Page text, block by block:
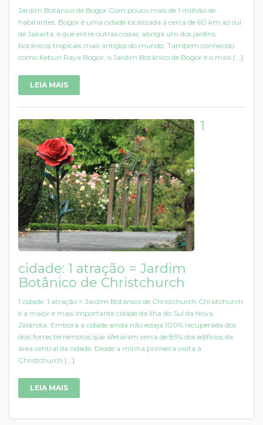
Jardim Botânico de Bogor Com pouco mais de 1 milhão de
habitantes, Bogor é uma cidade localizada à cerca de 60 km ao sul
de Jakarta, e que entre outras coisas, abriga um dos jardins
botânicos tropicais mais antigos do mundo. Também conhecido
como Kebun Raya Bogor, o Jardim Botânico de Bogor é o mais [...]
LEIA MAIS
1
cidade: 1 atração = Jardim
Botânico de Christchurch
1 cidade: 1 atração = Jardim Botânico de Christchurch Christchurch
é a maior e mais importante cidade da Ilha do Sul da Nova
Zelândia. Embora a cidade ainda não esteja 100% recuperada dos
dois fortes terremotos que afetaram cerca de 85% dos edifícios da
área central da cidade. Desde a minha primeira visita à
Christchurch [...]
LEIA MAIS